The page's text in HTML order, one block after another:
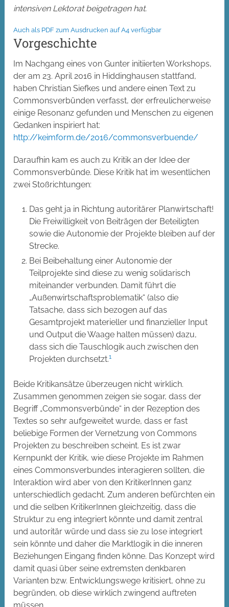
intensiven Lektorat beigetragen hat.
Auch als PDF zum Ausdrucken auf A4 verfügbar
Vorgeschichte
Im Nachgang eines von Gunter initiierten Workshops,
der am 23. April 2016 in Hiddinghausen stattfand,
haben Christian Siefkes und andere einen Text zu
Commonsverbünden verfasst, der erfreulicherweise
einige Resonanz gefunden und Menschen zu eigenen
Gedanken inspiriert hat:
http://keimform.de/2016/commonsverbuende/
Daraufhin kam es auch zu Kritik an der Idee der
Commonsverbünde. Diese Kritik hat im wesentlichen
zwei Stoßrichtungen:
Das geht ja in Richtung autoritärer Planwirtschaft!
Die Freiwilligkeit von Beiträgen der Beteiligten
sowie die Autonomie der Projekte bleiben auf der
Strecke.
Bei Beibehaltung einer Autonomie der
Teilprojekte sind diese zu wenig solidarisch
miteinander verbunden. Damit führt die
„Außenwirtschaftsproblematik“ (also die
Tatsache, dass sich bezogen auf das
Gesamtprojekt materieller und finanzieller Input
und Output die Waage halten müssen) dazu,
dass sich die Tauschlogik auch zwischen den
Projekten durchsetzt.1
Beide Kritikansätze überzeugen nicht wirklich.
Zusammen genommen zeigen sie sogar, dass der
Begriff „Commonsverbünde“ in der Rezeption des
Textes so sehr aufgeweitet wurde, dass er fast
beliebige Formen der Vernetzung von Commons
Projekten zu beschreiben scheint. Es ist zwar
Kernpunkt der Kritik, wie diese Projekte im Rahmen
eines Commonsverbundes interagieren sollten, die
Interaktion wird aber von den KritikerInnen ganz
unterschiedlich gedacht. Zum anderen befürchten ein
und die selben KritikerInnen gleichzeitig, dass die
Struktur zu eng integriert könnte und damit zentral
und autoritär würde und dass sie zu lose integriert
sein könnte und daher die Marktlogik in die inneren
Beziehungen Eingang finden könne. Das Konzept wird
damit quasi über seine extremsten denkbaren
Varianten bzw. Entwicklungswege kritisiert, ohne zu
begründen, ob diese wirklich zwingend auftreten